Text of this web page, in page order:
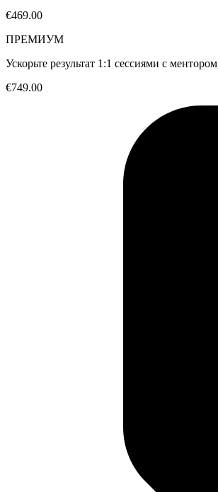
€469.00
ПРЕМИУМ
Ускорьте результат 1:1 сессиями с
€749.00